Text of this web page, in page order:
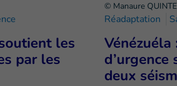
les
par les
© Manaure
Réadaptation
Vénézuéla
d’urgence
deux